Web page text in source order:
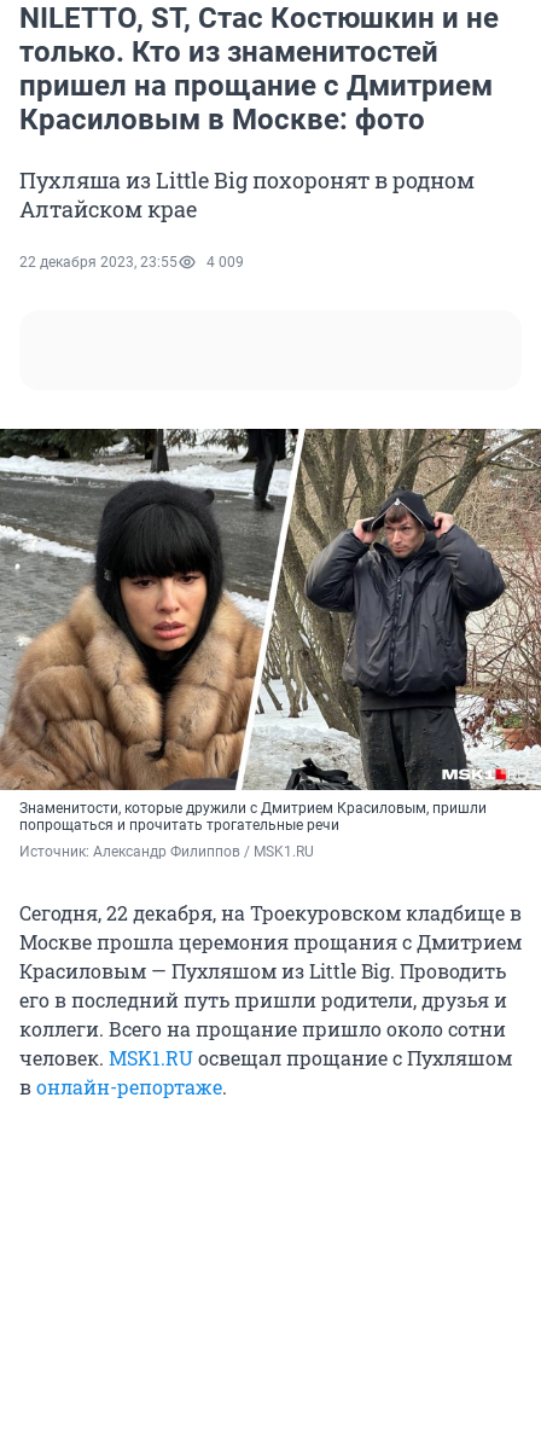
NILETTO, ST, Стас Костюшкин и не
только. Кто из знаменитостей
пришел на прощание с Дмитрием
Красиловым в Москве: фото
Пухляша из Little Big похоронят в родном
Алтайском крае
22 декабря 2023, 23:55 4 009
Знаменитости, которые дружили с Дмитрием Красиловым, пришли
попрощаться и прочитать трогательные речи
Источник: Александр Филиппов / MSK1.RU
Сегодня, 22 декабря, на Троекуровском кладбище в
Москве прошла церемония прощания с Дмитрием
Красиловым — Пухляшом из Little Big. Проводить
его в последний путь пришли родители, друзья и
коллеги. Всего на прощание пришло около сотни
человек. MSK1.RUосвещал прощание с Пухляшом
вонлайн-репортаже.